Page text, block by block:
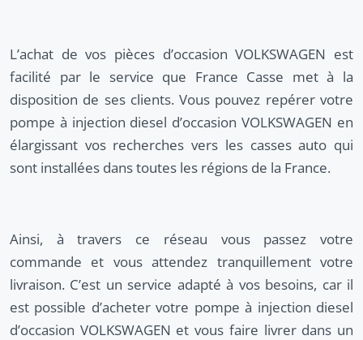
L’achat de vos pièces d’occasion VOLKSWAGEN est
facilité par le service que France Casse met à la
disposition de ses clients. Vous pouvez repérer votre
pompe à injection diesel d’occasion VOLKSWAGEN en
élargissant vos recherches vers les casses auto qui
sont installées dans toutes les régions de la France.
Ainsi, à travers ce réseau vous passez votre
commande et vous attendez tranquillement votre
livraison. C’est un service adapté à vos besoins, car il
est possible d’acheter votre pompe à injection diesel
d’occasion VOLKSWAGEN et vous faire livrer dans un